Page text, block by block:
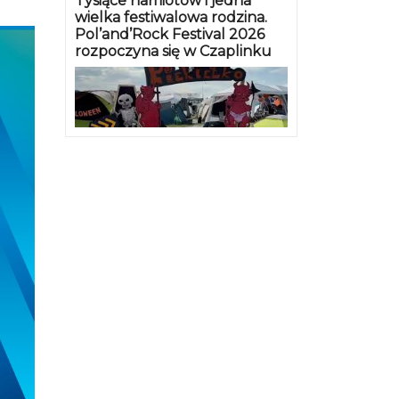
wielka festiwalowa rodzina.
Pol’and’Rock Festival 2026
rozpoczyna się w Czaplinku